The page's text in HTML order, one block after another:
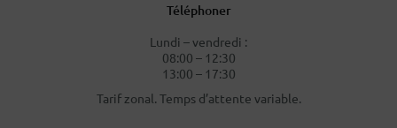
Téléphoner
Lundi – vendredi :
08:00 – 12:30
13:00 – 17:30
Tarif zonal. Temps d’attente variable.